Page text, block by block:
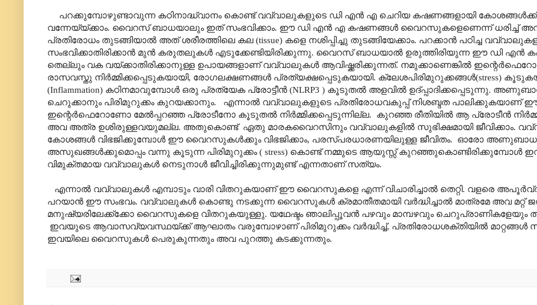
പറക്കുമ്പോഴുണ്ടാവുന്ന കഠിനാദ്ധ്വാനം കൊണ്ട് വവ്വാലുകളുടെ ഡി എൻ എ ചെറിയ കഷണങ്ങളായി
വന്നേയ്യ്ക്കാം. വൈറസ് ബാധയാലും ഇത് സംഭവിക്കാം. ഈ ഡി എൻ എ കഷണങ്ങൾ വൈറസുകളെണെന്ന് ധരിച്ച്
പ്രതിരോധം തുടങ്ങിയാൽ അത് ശരീരത്തിലെ കല (tissue) കളെ നശിപ്പിച്ചു തുടങ്ങിയേക്കാം. പറക്കാൻ പഠിച്ച
സംഭവിക്കാതിരിക്കാൻ മുൻ കരുതലുകൾ എടുക്കേണ്ടിയിരിക്കുന്നു. വൈറസ് ബാധയാൽ ഉരുത്തിരിയുന്ന ഈ ഡി എൻ
തെല്ലും വക വയ്ക്കാതിരിക്കാനുള്ള ഉപായങ്ങളാണ് വവ്വാലുകൾ ആവിഷ്ക്കരിക്കുന്നത്. നമുക്കാണെങ്കിൽ
രാസവസ്തു നിർമ്മിക്കപ്പെടുകയായി, രോഗലക്ഷണങ്ങൾ പ്രത്യക്ഷപ്പെടുകയായി. ക്ലേശപിരിമുറുക്കങ്ങൾ(stress)
(Inflammation) കഠിനമാവുമ്പോൾ ഒരു പ്രത്യേക പ്രോട്ടീൻ (NLRP3 ) കൂടുതൽ അളവിൽ ഉദ്പ്പാദിക്കപ്പെടുന്നു.
ചെറുക്കാനും പിരിമുറുക്കം കുറയക്കാനും.
എന്നാൽ വവ്വാലുകളുടെ പ്രതിരോധവകുപ്പ് നിശബ്ദത പാലിക്കുകയാണ് ഈ
ഇന്റെർഫെറോണോ മേൽപ്പറഞ്ഞ പ്രോടീനോ കൂടുതൽ നിർമ്മിക്കപ്പെടുന്നില്ല. കുറഞ്ഞ രീതിയിൽ ആ പ്രോടീൻ
അവ അത്ര ഉശിരുള്ളവയുമല്ല. അതുകൊണ്ട് ഏതു മാരകവൈറസിനും വവ്വാലുകളിൽ സുഭിക്ഷമായി ജീവിക്കാം.
കോശങ്ങൾ വിഭജിക്കുമ്പോൾ ഈ വൈറസുകൾക്കും വിഭജിക്കാം, പരസ്പരധാരണയിലുള്ള ജീവിതം. ഓരോ
അസുഖങ്ങൾക്കുമൊപ്പം വന്നു കൂടുന്ന പിരിമുറുക്കം ( stress) കൊണ്ട് നമ്മുടെ ആയുസ്സ് കുറഞ്ഞുകൊണ്ടിരിക്കുമ്പോൾ
വിമുക്തമായ വവ്വാലുകൾ നെടുനാൾ ജീവിച്ചിരിക്കുന്നുമുണ്ട് എന്നതാണ് സത്യം.
എന്നാൽ വവ്വാലുകൾ എമ്പാടും വാരി വിതറുകയാണ് ഈ വൈറസുകളെ എന്ന് വിചാരിച്ചാൽ തെറ്റി. വളരെ
പറയാൻ ഈ സംഭവം. വവ്വാലുകൾ കൊണ്ടു നടക്കുന്ന വൈറസുകൾ ക്രമാതീതമായി വർദ്ധിച്ചാൽ മാത്രമേ അവ മറ്റ്
മനുഷ്യരിലേക്ക്ക്കോ വൈറസുകളെ വിതറുകയുള്ളു. യഥേഷ്ടം ഞാലിപ്പൂവൻ പഴവും മാമ്പഴവും ചെറുപ്രാണികളേയും
ഇവയുടെ ആവാസവ്യവസ്ഥയ്ക്ക് ആഘാതം വരുമ്പോഴാണ് പിരിമുറുക്കം വർദ്ധിച്ച്, പ്രതിരോധശക്തിയിൽ മാറ്റങ്ങൾ
ഇവയിലെ വൈറസുകൾ പെരുകുന്നതും അവ പുറത്തു കടക്കുന്നതും.